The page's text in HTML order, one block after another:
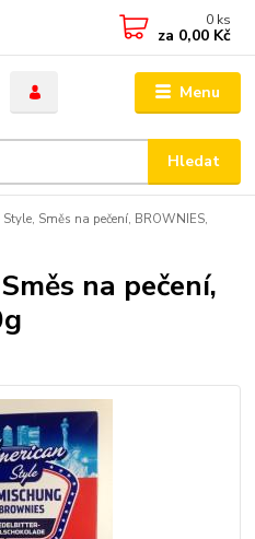
Menu
Hledat
0 ks
za 0,00 Kč
Směs na pečení, BROWNIES,
na pečení,